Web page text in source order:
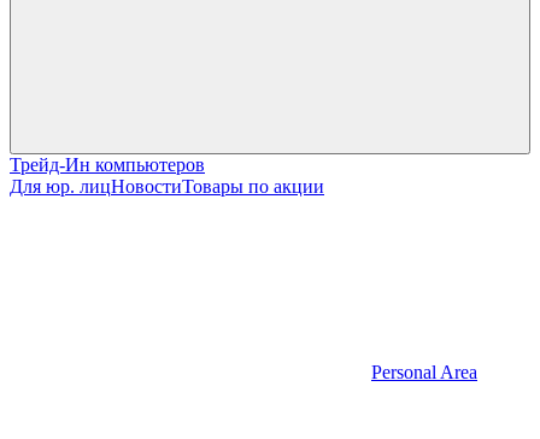
Трейд-Ин компьютеров
Для юр. лицНовостиТовары по акции
Personal Area